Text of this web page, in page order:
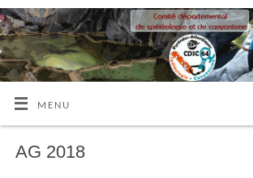
MENU
AG 2018